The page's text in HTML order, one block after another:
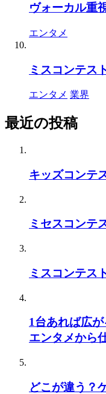
ヴォーカル重
エンタメ
ミスコンテス
エンタメ 業界
最近の投稿
キッズコンテ
ミセスコンテ
ミスコンテス
1台あれば広
エンタメから
どこが違う？